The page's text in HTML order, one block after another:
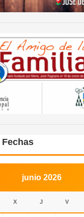
junio 2026
X J V